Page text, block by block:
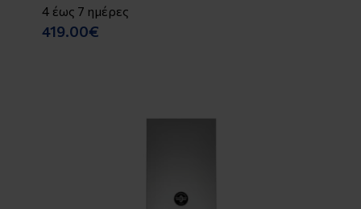
4 έως 7 ημέρες
419.00€